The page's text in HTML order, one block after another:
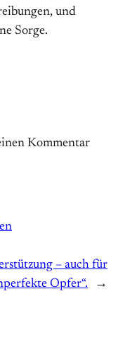
und
Sorge.
Kommentar
– auch für
Opfer“.
→